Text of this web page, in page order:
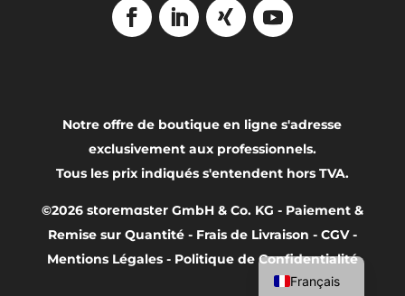
Notre offre de boutique en ligne s'adresse
exclusivement aux professionnels.
Tous les prix indiqués s'entendent hors TVA.
©2026 storemasterGmbH & Co. KG - Paiement &
Remise sur Quantité- Frais de Livraison - CGV-
Mentions Légales- Politique de Confidentialité
Français
Deutsch